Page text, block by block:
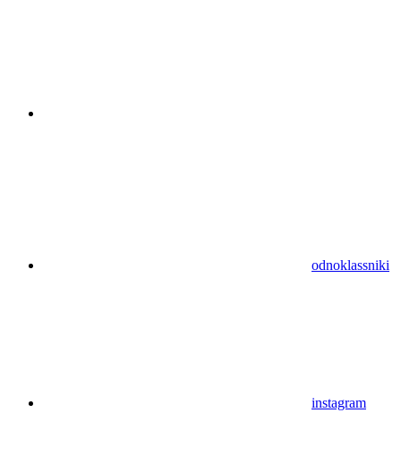
odnoklassniki
instagram